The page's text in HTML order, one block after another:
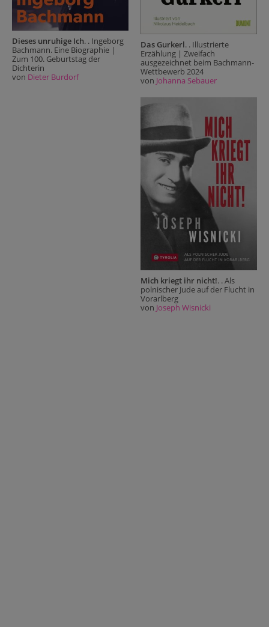
Dieses unruhige Ich. . Ingeborg
Bachmann. Eine Biographie |
Zum 100. Geburtstag der
Dichterin
von Dieter Burdorf
Das Gurkerl. . Illustrierte
Erzählung | Zweifach
ausgezeichnet beim Bachmann-
Wettbewerb 2024
von Johanna Sebauer
Mich kriegt ihr nicht!. . Als
polnischer Jude auf der Flucht in
Vorarlberg
von Joseph Wisnicki